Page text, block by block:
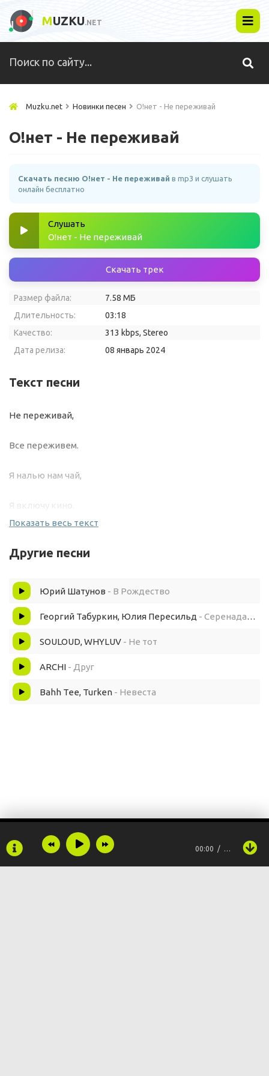
MUZKU.NET
Muzku.net Новинки песен О!нет - Не переживай
О!нет - Не переживай
Скачать песню О!нет - Не переживай в mp3 и слушать
онлайн бесплатно
Слушать
О!нет - Не переживай
Скачать трек
Размер файла:
7.58 МБ
Длительность:
03:18
Качество:
313 kbps, Stereo
Дата релиза:
08 январь 2024
Текст песни
Не переживай,
Все переживем.
Я налью нам чай,
Я включу кино.
Значит все пройдёт,
Все будет хорошо.
Мы будем знать,
Что все еще будет.
Твердо верить.
Что счастье придёт,
Показать весь текст
Другие песни
Юрий Шатунов - В Рождество
Георгий Табуркин, Юлия Пересильд - Серенада Трубадура Детство
SOULOUD, WHYLUV - Не тот
ARCHI - Друг
Bahh Tee, Turken - Невеста
00:00